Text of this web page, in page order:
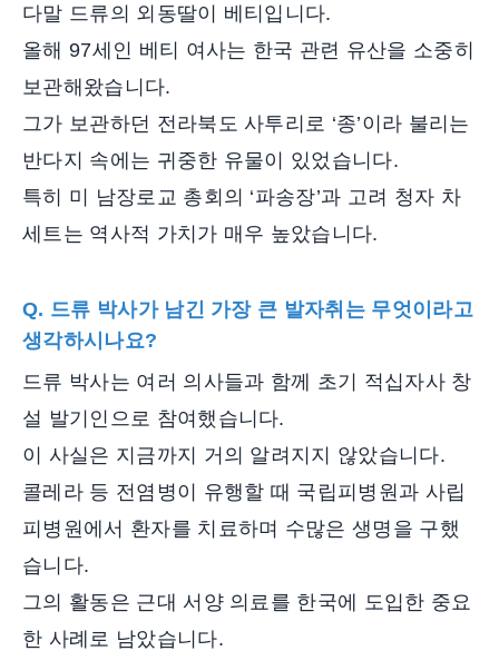
다말 드류의 외동딸이 베티입니다.
올해 97세인 베티 여사는 한국 관련 유산을 소중히
보관해왔습니다.
그가 보관하던 전라북도 사투리로 ‘종’이라 불리는
반다지 속에는 귀중한 유물이 있었습니다.
특히 미 남장로교 총회의 ‘파송장’과 고려 청자 차
세트는 역사적 가치가 매우 높았습니다.
Q. 드류 박사가 남긴 가장 큰 발자취는 무엇이라고
생각하시나요?
드류 박사는 여러 의사들과 함께 초기 적십자사 창
설 발기인으로 참여했습니다.
이 사실은 지금까지 거의 알려지지 않았습니다.
콜레라 등 전염병이 유행할 때 국립피병원과 사립
피병원에서 환자를 치료하며 수많은 생명을 구했
습니다.
그의 활동은 근대 서양 의료를 한국에 도입한 중요
한 사례로 남았습니다.